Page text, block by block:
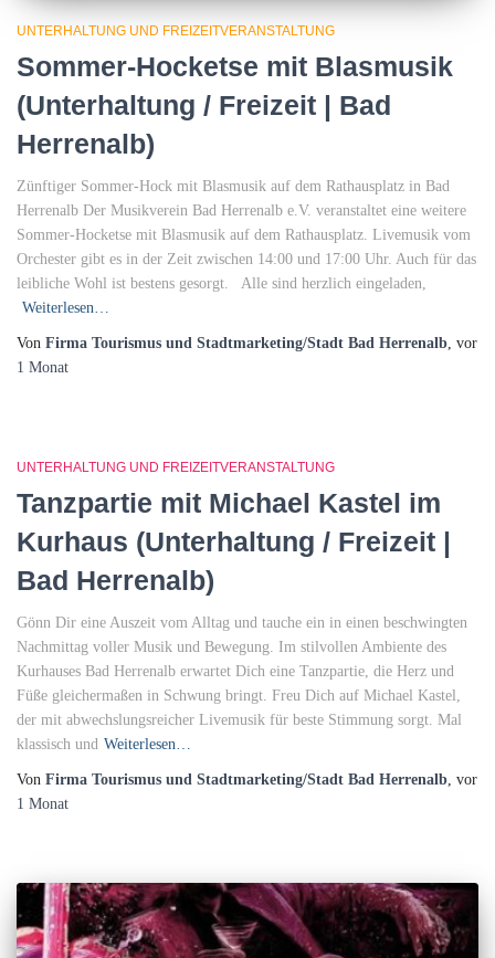
UNTERHALTUNG UND FREIZEITVERANSTALTUNG
Sommer-Hocketse mit Blasmusik
(Unterhaltung / Freizeit | Bad
Herrenalb)
Zünftiger Sommer-Hock mit Blasmusik auf dem Rathausplatz in Bad
Herrenalb Der Musikverein Bad Herrenalb e.V. veranstaltet eine weitere
Sommer-Hocketse mit Blasmusik auf dem Rathausplatz. Livemusik vom
Orchester gibt es in der Zeit zwischen 14:00 und 17:00 Uhr. Auch für das
leibliche Wohl ist bestens gesorgt. Alle sind herzlich eingeladen,
Weiterlesen…
Von Firma Tourismus und Stadtmarketing/Stadt Bad Herrenalb , vor
1 Monat
UNTERHALTUNG UND FREIZEITVERANSTALTUNG
Tanzpartie mit Michael Kastel im
Kurhaus (Unterhaltung / Freizeit |
Bad Herrenalb)
Gönn Dir eine Auszeit vom Alltag und tauche ein in einen beschwingten
Nachmittag voller Musik und Bewegung. Im stilvollen Ambiente des
Kurhauses Bad Herrenalb erwartet Dich eine Tanzpartie, die Herz und
Füße gleichermaßen in Schwung bringt. Freu Dich auf Michael Kastel,
der mit abwechslungsreicher Livemusik für beste Stimmung sorgt. Mal
klassisch und Weiterlesen…
Von Firma Tourismus und Stadtmarketing/Stadt Bad Herrenalb , vor
1 Monat